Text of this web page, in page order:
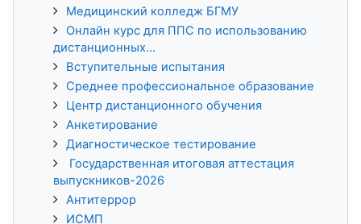
Медицинский колледж БГМУ
Онлайн курс для ППС по использованию
дистанционных...
Вступительные испытания
Среднее профессиональное образование
Центр дистанционного обучения
Анкетирование
Диагностическое тестирование
Государственная итоговая аттестация
выпускников-2026
Антитеррор
ИСМП